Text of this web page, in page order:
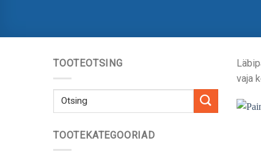
TOOTEOTSING
Otsima:
TOOTEKATEGOORIAD
vaja